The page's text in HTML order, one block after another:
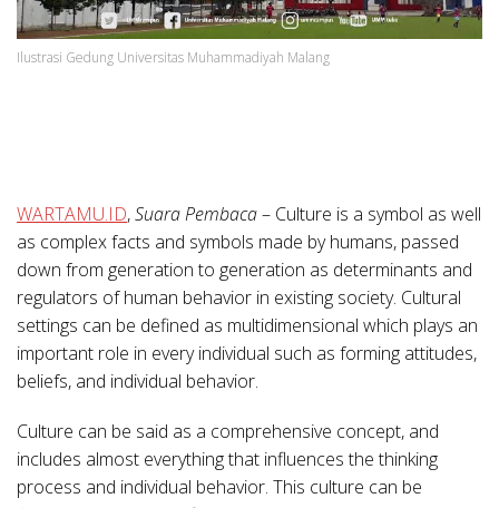
Ilustrasi Gedung Universitas Muhammadiyah Malang
WARTAMU.ID,Suara Pembaca– Culture is a symbol as well
as complex facts and symbols made by humans, passed
down from generation to generation as determinants and
regulators of human behavior in existing society. Cultural
settings can be defined as multidimensional which plays an
important role in every individual such as forming attitudes,
beliefs, and individual behavior.
Culture can be said as a comprehensive concept, and
includes almost everything that influences the thinking
process and individual behavior. This culture can be